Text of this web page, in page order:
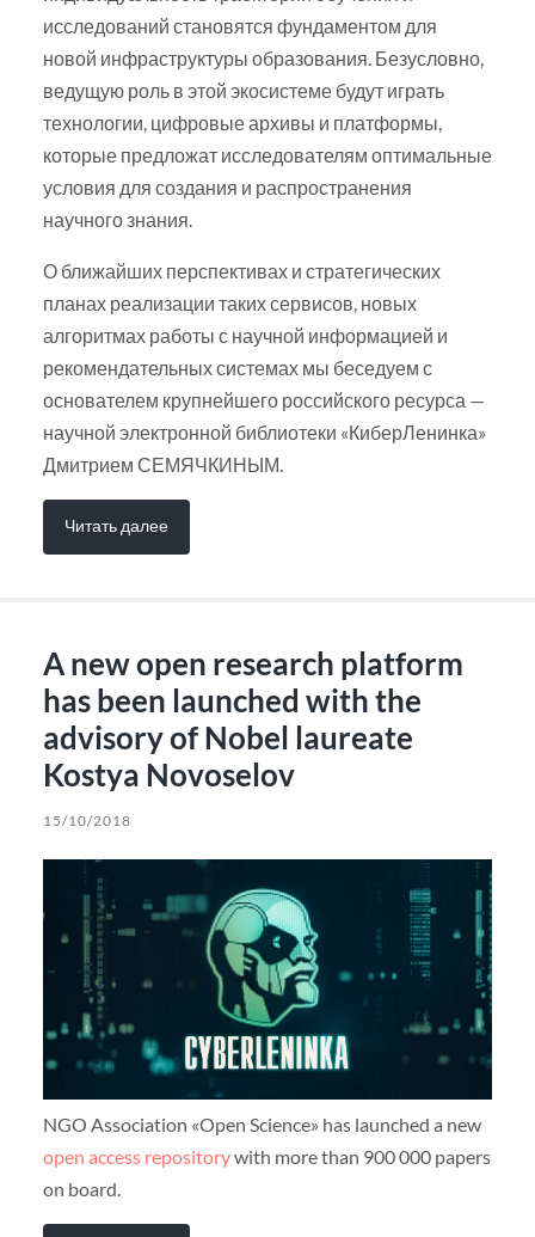
исследований становятся фундаментом для
новой инфраструктуры образования. Безусловно,
ведущую роль в этой экосистеме будут играть
технологии, цифровые архивы и платформы,
которые предложат исследователям оптимальные
условия для создания и распространения
научного знания.
О ближайших перспективах и стратегических
планах реализации таких сервисов, новых
алгоритмах работы с научной информацией и
рекомендательных системах мы беседуем с
основателем крупнейшего российского ресурса —
научной электронной библиотеки «КиберЛенинка»
Дмитрием СЕМЯЧКИНЫМ.
Читать далее
A new open research platform
has been launched with the
advisory of Nobel laureate
Kostya Novoselov
15/10/2018
NGO Association «Open Science» has launched a new
open access repositorywith more than 900 000 papers
on board.